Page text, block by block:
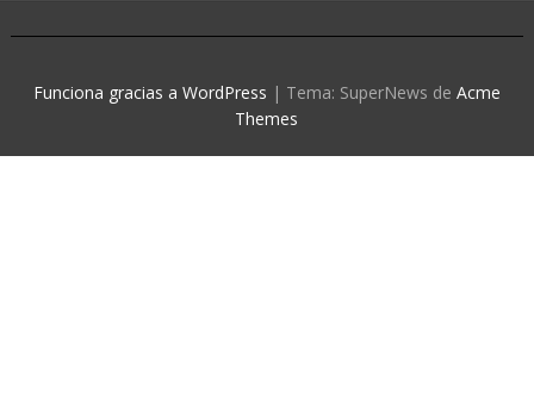
Funciona gracias a WordPress | Tema: SuperNews de Acme
Themes